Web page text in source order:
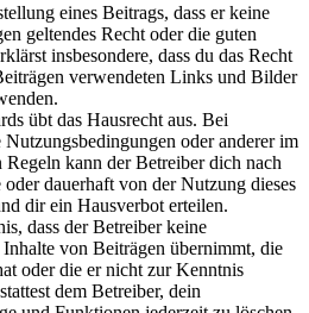
eines Beitrags, dass er keine
geltendes Recht oder die guten
insbesondere, dass du das Recht
verwendeten Links und Bilder
übt das Hausrecht aus. Bei
Nutzungsbedingungen oder anderer im
kann der Betreiber dich nach
dauerhaft von der Nutzung dieses
dir ein Hausverbot erteilen.
dass der Betreiber keine
von Beiträgen übernimmt, die
oder die er nicht zur Kenntnis
dem Betreiber, dein